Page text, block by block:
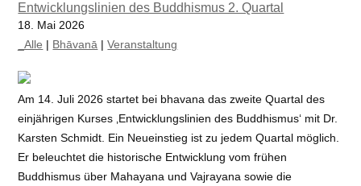
Entwicklungslinien des Buddhismus 2. Quartal
18. Mai 2026
_Alle | Bhāvanā |Veranstaltung
Am 14. Juli 2026 startet bei bhavana das zweite Quartal des
einjährigen Kurses ‚Entwicklungslinien des Buddhismus‘ mit Dr.
Karsten Schmidt. Ein Neueinstieg ist zu jedem Quartal möglich.
Er beleuchtet die historische Entwicklung vom frühen
Buddhismus über Mahayana und Vajrayana sowie die